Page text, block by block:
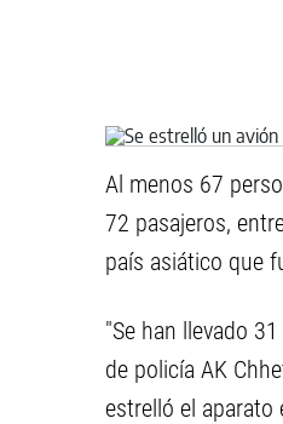
Al menos 67
72 pasajeros,
país asiático que
"Se han llevado
de policía AK
estrelló el aparato